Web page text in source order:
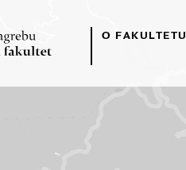
O FAKULTETU